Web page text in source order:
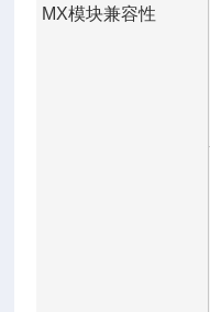
MX模块兼容性